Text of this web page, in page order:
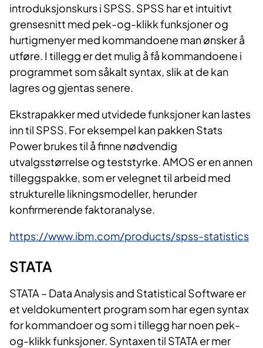
introduksjonskurs i SPSS. SPSS har et intuitivt
grensesnitt med pek-og-klikk funksjoner og
hurtigmenyer med kommandoene man ønsker å
utføre. I tillegg er det mulig å få kommandoene i
programmet som såkalt syntax, slik at de kan
lagres og gjentas senere.
Ekstrapakker med utvidede funksjoner kan lastes
inn til SPSS. For eksempel kan pakken Stats
Power brukes til å finne nødvendig
utvalgsstørrelse og teststyrke. AMOS er en annen
tilleggspakke, som er velegnet til arbeid med
strukturelle likningsmodeller, herunder
konfirmerende faktoranalyse.
https://www.ibm.com/products/spss-statistics
STA​​​​TA
STATA – Data Analysis and Statistical Software er
et veldokumentert program som har egen syntax
for kommandoer og som i tillegg har noen pek-
og-klikk funksjoner. Syntaxen til STATA er mer